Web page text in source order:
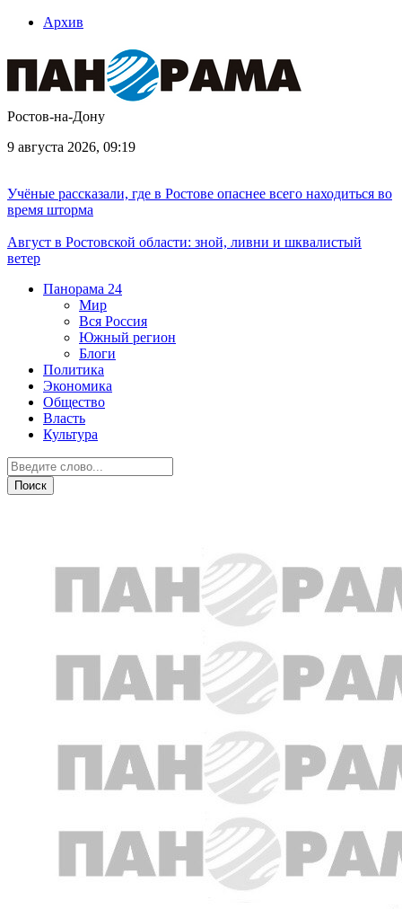
Архив
Ростов-на-Дону
9 августа 2026, 09:19
Учёные рассказали, где в Ростове опаснее всего находиться во
время шторма
Август в Ростовской области: зной, ливни и шквалистый
ветер
Панорама 24
Мир
Вся Россия
Южный регион
Блоги
Политика
Экономика
Общество
Власть
Культура